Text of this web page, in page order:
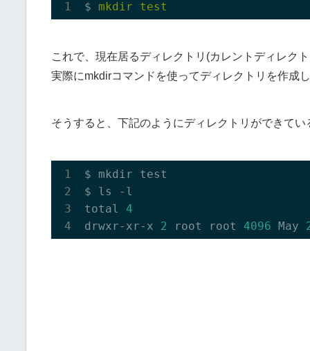
$ mkdir test
これで、現在居るディレクトリ(カレントディレク
実際にmkdirコマンドを使ってディレクトリを作成
そうすると、下記のようにディレクトリができてい
$ mkdir test
$ ls -l
total 4
drwxr-xr-x 2 root root 4096 May